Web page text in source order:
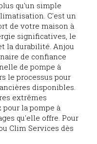
qu'un simple
C'est un
de votre maison à
significatives, le
la durabilité. Anjou
de confiance
de pompe à
le processus pour
disponibles.
extrêmes
la pompe à
qu'elle offre. Pour
Clim Services dès